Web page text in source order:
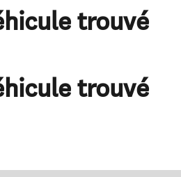
trouvé
trouvé